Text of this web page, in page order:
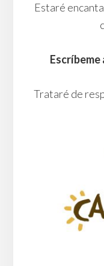
Estaré
Escríbeme
Trataré de